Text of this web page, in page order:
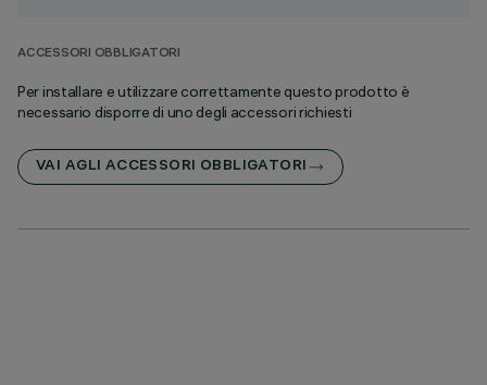
ACCESSORI OBBLIGATORI
Per installare e utilizzare correttamente questo prodotto è
necessario disporre di uno degli accessori richiesti
VAI AGLI ACCESSORI OBBLIGATORI